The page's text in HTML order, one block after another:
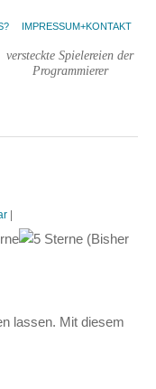
IMPRESSUM+KONTAKT
versteckte Spielereien der
Programmierer
(Bisher
lassen. Mit diesem